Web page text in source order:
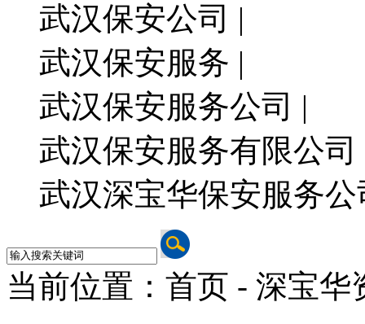
武汉保安公司 |
武汉保安服务 |
武汉保安服务公司 |
武汉保安服务有限公司
武汉深宝华保安服务公
当前位置：首页 - 深宝